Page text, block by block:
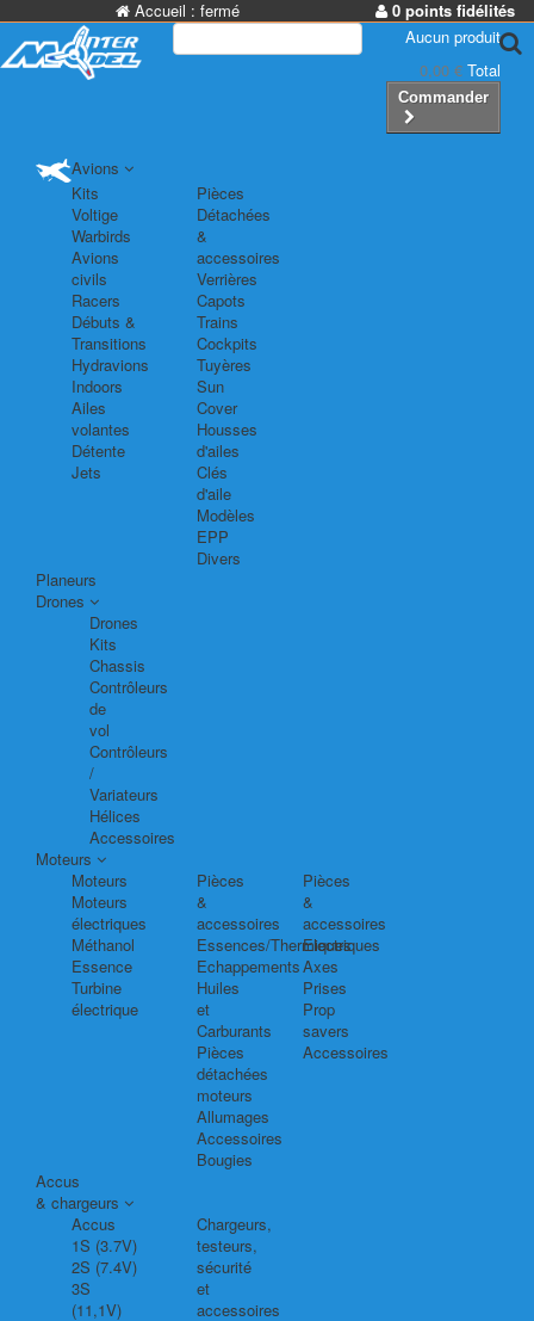
Accueil : fermé
0 points fidélités
Aucun produit
0,00 € Total
Commander
Avions
Kits
Voltige
Warbirds
Avions
civils
Racers
Débuts &
Transitions
Hydravions
Indoors
Ailes
volantes
Détente
Jets
Pièces
Détachées
&
accessoires
Verrières
Capots
Trains
Cockpits
Tuyères
Sun
Cover
Housses
d'ailes
Clés
d'aile
Modèles
EPP
Divers
Planeurs
Drones
Drones
Kits
Chassis
Contrôleurs
de
vol
Contrôleurs
/
Variateurs
Hélices
Accessoires
Moteurs
Moteurs
Moteurs
électriques
Méthanol
Essence
Turbine
électrique
Pièces
&
accessoires
Essences/Thermiques
Echappements
Huiles
et
Carburants
Pièces
détachées
moteurs
Allumages
Accessoires
Bougies
Pièces
&
accessoires
Electriques
Axes
Prises
Prop
savers
Accessoires
Accus
& chargeurs
Accus
1S (3.7V)
2S (7.4V)
3S
(11,1V)
Chargeurs,
testeurs,
sécurité
et
accessoires